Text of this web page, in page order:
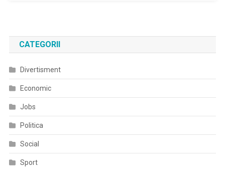
CATEGORII
Divertisment
Economic
Jobs
Politica
Social
Sport